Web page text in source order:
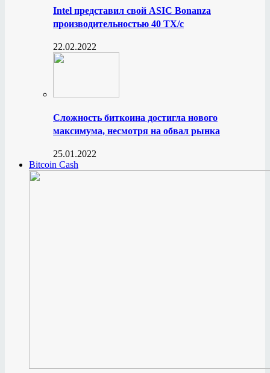
Intel представил свой ASIC Bonanza
производительностью 40 ТХ/с
22.02.2022
Сложность биткоина достигла нового
максимума, несмотря на обвал рынка
25.01.2022
Bitcoin Cash